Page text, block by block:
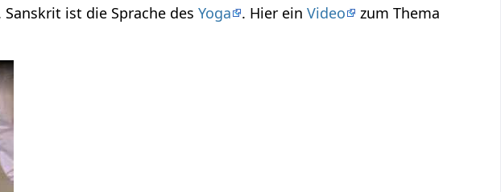
Sanskrit ist die Sprache desYoga . Hier einVideo
zum Thema